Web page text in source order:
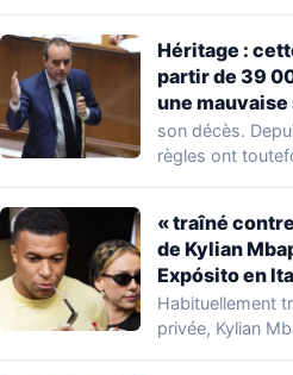
Héritage :
partir de 39
une
nombreuses
son décès.
règles ont
« traîné
de Kylian
Expósito en
Habituellement
privée, Kylian